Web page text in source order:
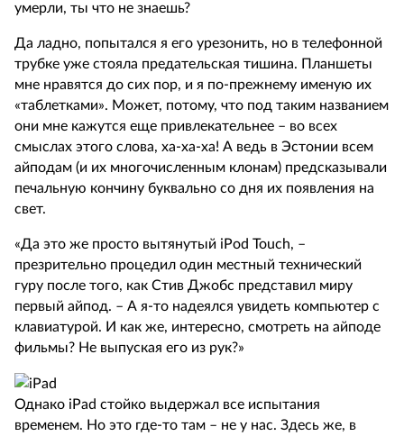
умерли, ты что не знаешь?
Да ладно, попытался я его урезонить, но в телефонной
трубке уже стояла предательская тишина. Планшеты
мне нравятся до сих пор, и я по-прежнему именую их
«таблетками». Может, потому, что под таким названием
они мне кажутся еще привлекательнее – во всех
смыслах этого слова, ха-ха-ха! А ведь в Эстонии всем
айподам (и их многочисленным клонам) предсказывали
печальную кончину буквально со дня их появления на
свет.
«Да это же просто вытянутый iPod Touch, –
презрительно процедил один местный технический
гуру после того, как Стив Джобс представил миру
первый айпод. – А я-то надеялся увидеть компьютер с
клавиатурой. И как же, интересно, смотреть на айподе
фильмы? Не выпуская его из рук?»
Однако iPad стойко выдержал все испытания
временем. Но это где-то там – не у нас. Здесь же, в